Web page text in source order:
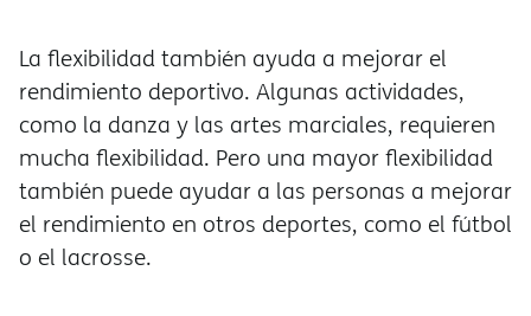
La flexibilidad también ayuda a mejorar el
rendimiento deportivo. Algunas actividades,
como la danza y las artes marciales, requieren
mucha flexibilidad. Pero una mayor flexibilidad
también puede ayudar a las personas a mejorar
el rendimiento en otros deportes, como el fútbol
o el lacrosse.